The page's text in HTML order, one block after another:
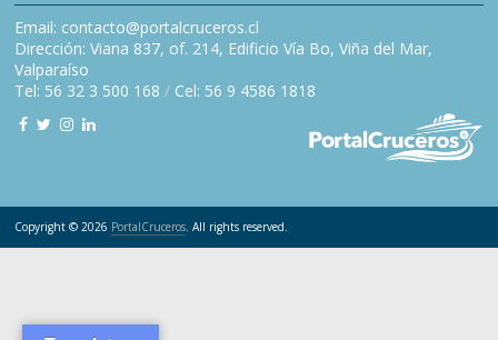
Email: contacto@portalcruceros.cl
Dirección: Viana 837, of. 214, Edificio Vía Bo, Viña del Mar,
Valparaíso
Tel: 56 32 3 500 168 / Cel: 56 9 4586 1818
Copyright © 2026 PortalCruceros. All rights reserved.